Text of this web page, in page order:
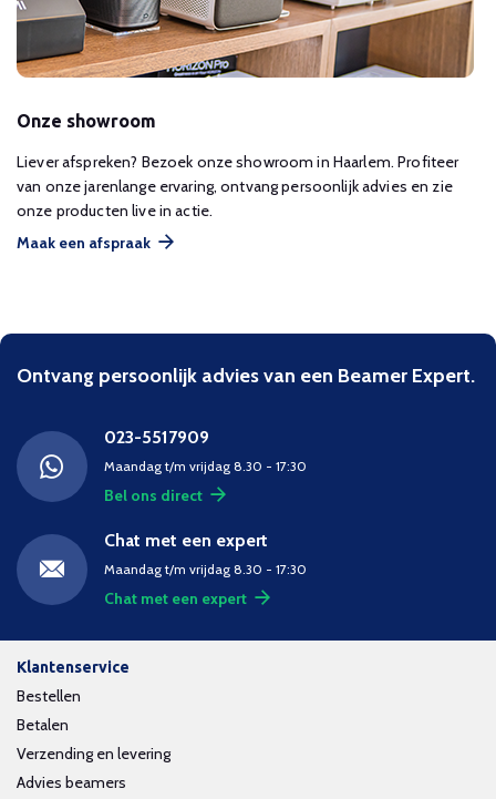
Onze showroom
Liever afspreken? Bezoek onze showroom in Haarlem. Profiteer
van onze jarenlange ervaring, ontvang persoonlijk advies en zie
onze producten live in actie.
Maak een afspraak
Ontvang persoonlijk advies van een Beamer Expert.
023-5517909
Maandag t/m vrijdag 8.30 - 17:30
Bel ons direct
Chat met een expert
Maandag t/m vrijdag 8.30 - 17:30
Chat met een expert
Klantenservice
Bestellen
Betalen
Verzending en levering
Advies beamers